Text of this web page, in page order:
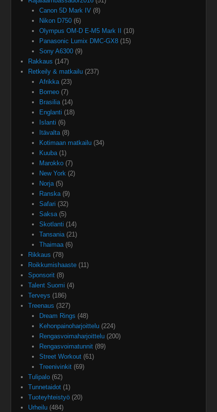
Canon 5D Mark IV(8)
Nikon D750(6)
Olympus OM-D E-M5 Mark II
(10)
Panasonic Lumix DMC-GX8(15)
Sony A6300(9)
Rakkaus (147)
Retkeily & matkailu (237)
Afrikka(23)
Borneo(7)
Brasilia(14)
Englanti (18)
Islanti (6)
Itävalta(8)
Kotimaan matkailu(34)
Kuuba(1)
Marokko(7)
New York(2)
Norja(5)
Ranska(9)
Safari (32)
Saksa(5)
Skotlanti (14)
Tansania(21)
Thaimaa(6)
Rikkaus (78)
Roikkumishaaste (11)
Sponsorit (8)
Talent Suomi (4)
Terveys (186)
Treenaus (327)
Dream Rings (48)
Kehonpainoharjoittelu(224)
Rengasvoimaharjoittelu(200)
Rengasvoimatunnit(89)
Street Workout(61)
Treenivinkit(69)
Tulipalo (62)
Tunnetaidot (1)
Tuoteyhteistyö (20)
Urheilu (484)